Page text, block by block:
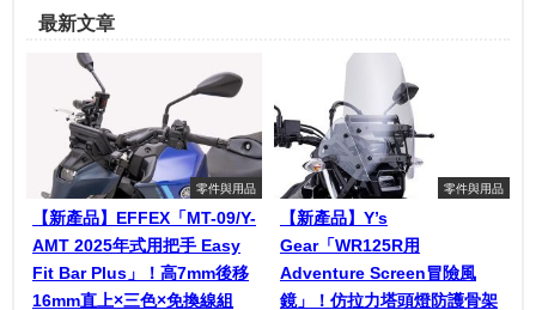
最新文章
零件與用品
【新產品】EFFEX「MT-09/Y-
AMT 2025年式用把手 Easy
Fit Bar Plus」！高7mm後移
16mm直上×三色×免換線組
零件與用品
【新產品】Y’s
Gear「WR125R用
Adventure Screen冒險風
鏡」！仿拉力塔頭燈防護骨架